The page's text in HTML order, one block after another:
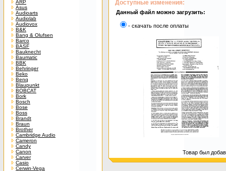
ARP
Asus
Audioarts
Audiolab
Audiovox
B&K
Bang & Olufsen
Barco
BASF
Bauknecht
Baumatic
BBK
Behringer
Beko
Benq
Blaupunkt
BOBCAT
Bork
Bosch
Bose
Boss
Brandt
Braun
Brother
Cambridge Audio
Cameron
Candy
Canon
Carver
Casio
Cerwin-Vega
Доступные изменения:
Данный файл можно загрузить:
- скачать после оплаты
Товар был